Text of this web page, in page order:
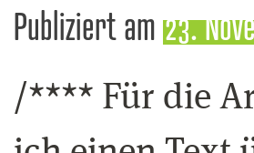
Publiziert am 23.
/**** Für die